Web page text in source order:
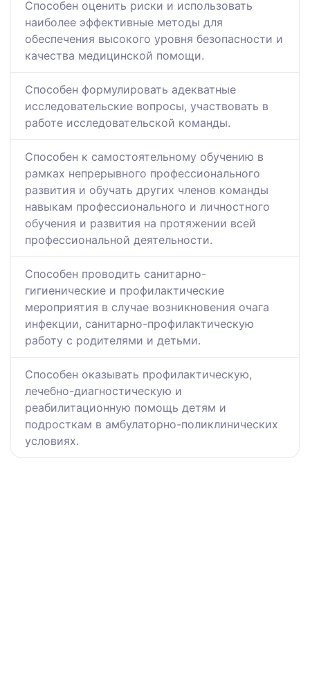
Способен оценить риски и использовать
наиболее эффективные методы для
обеспечения высокого уровня безопасности и
качества медицинской помощи.
Способен формулировать адекватные
исследовательские вопросы, участвовать в
работе исследовательской команды.
Способен к самостоятельному обучению в
рамках непрерывного профессионального
развития и обучать других членов команды
навыкам профессионального и личностного
обучения и развития на протяжении всей
профессиональной деятельности.
Способен проводить санитарно-
гигиенические и профилактические
мероприятия в случае возникновения очага
инфекции, санитарно-профилактическую
работу с родителями и детьми.
Способен оказывать профилактическую,
лечебно-диагностическую и
реабилитационную помощь детям и
подросткам в амбулаторно-поликлинических
условиях.